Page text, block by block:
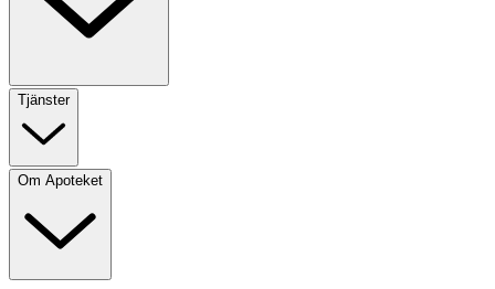
Tjänster
Om Apoteket